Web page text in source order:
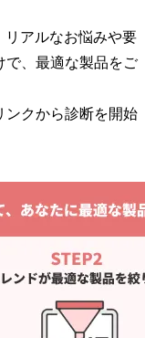
アルなお悩みや要
で、最適な製品をご
ンクから診断を開始